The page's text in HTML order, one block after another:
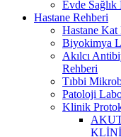
Evde
Hastane Rehberi
Hastane Kat
Biyokimya
Akılcı
Rehberi
Tıbbi
Patoloji
Klinik